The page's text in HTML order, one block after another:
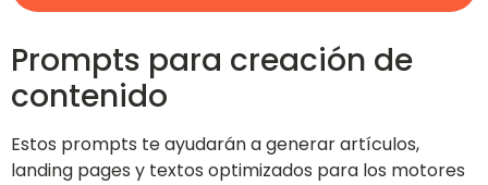
Prompts para creación de
contenido
Estos prompts te ayudarán a generar artículos,
landing pages y textos optimizados para los motores